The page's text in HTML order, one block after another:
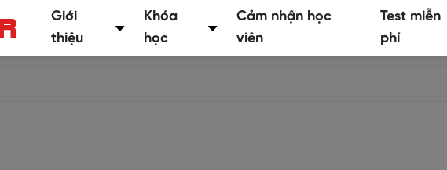
Giới
thiệu
Khóa
học
Cảm nhận học
viên
Test miễn
phí